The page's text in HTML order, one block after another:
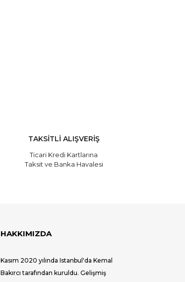
TAKSİTLİ ALIŞVERİŞ
Ticari Kredi Kartlarına
Taksit ve Banka Havalesi
HAKKIMIZDA
Kasım 2020 yılında Istanbul'da Kemal
Bakırcı tarafından kuruldu. Gelişmiş